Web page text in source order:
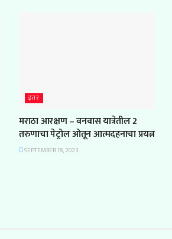
इतर
मराठा आरक्षण – वनवास यात्रेतील 2
तरुणाचा पेट्रोल ओतून आत्मदहनाचा प्रयत्न
SEPTEMBER 18, 2023